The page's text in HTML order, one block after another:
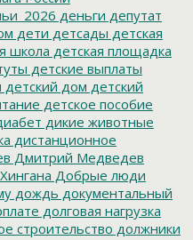
деньги депутат
дети детсады детская
школа детская площадка
детские выплаты
детский дом детский
детское пособие
дикие животные
дистанционное
Дмитрий Медведев
Добрые люди
дождь документальный
долговая нагрузка
строительство должники